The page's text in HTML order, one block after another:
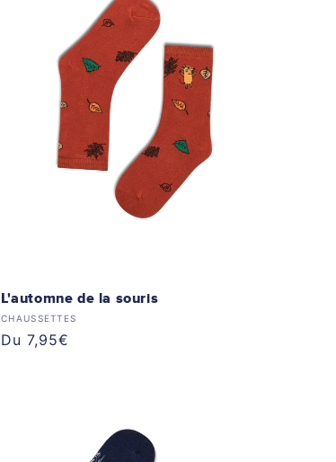
L'automne de la souris
Distributeur :
CHAUSSETTES
Prix
Du 7,95€